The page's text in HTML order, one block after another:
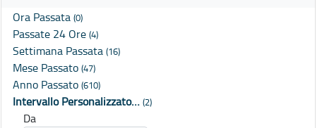
Ora Passata (0)
Passate 24 Ore (4)
Settimana Passata (16)
Mese Passato (47)
Anno Passato (610)
Intervallo Personalizzato… (2)
Da